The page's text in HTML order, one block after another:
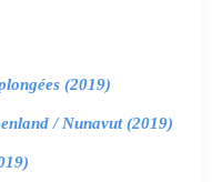
(2019)
/ Nunavut (2019)